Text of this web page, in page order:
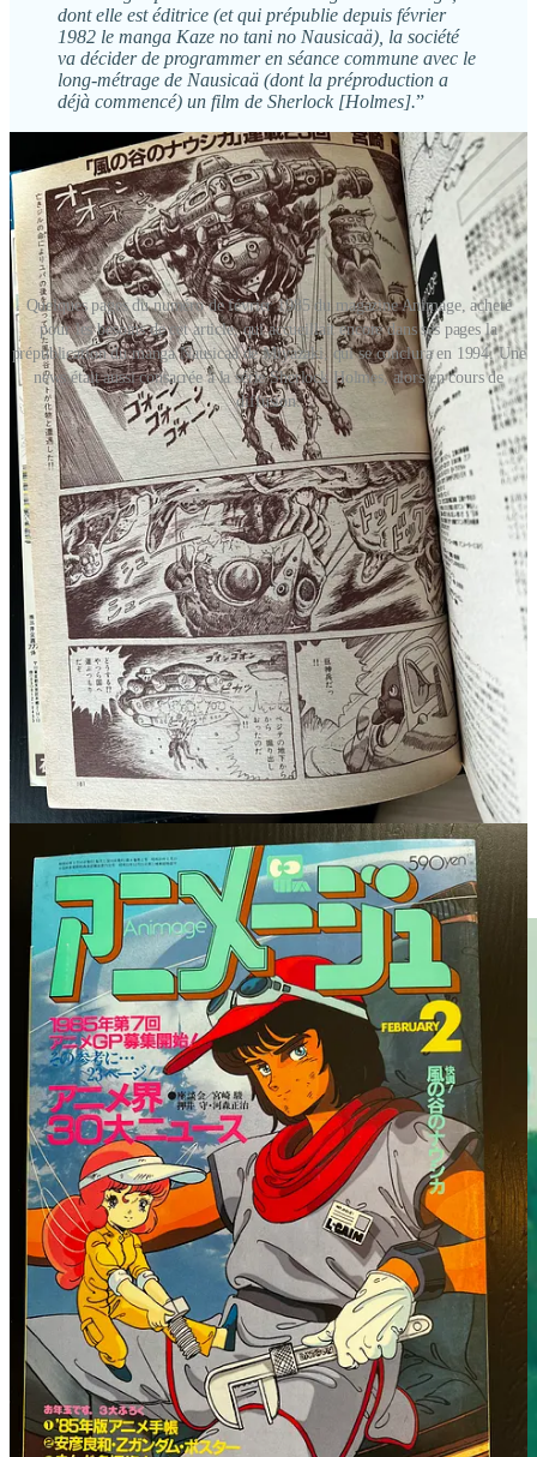
dont elle est éditrice (et qui prépublie depuis février
1982 le manga Kaze no tani no Nausicaä), la société
va décider de programmer en séance commune avec le
long-métrage de Nausicaä (dont la préproduction a
déjà commencé) un film de Sherlock [Holmes].”
Quelques pages du numéro de février 1985 du magazine Animage, acheté
pour les besoins de cet article, qui accueillait encore dans ses pages la
prépublication du manga Nausicaä de Miyazaki, qui se conclura en 1994. Une
news était aussi consacrée à la série Sherlock Holmes, alors en cours de
diffusion.
La boucle est ainsi bouclée, et avec panache !
Nausicaä, dont le succès allait permettre la création du studio
Ghibli, a également donné une incroyable (et justifiée) visibilité
à la dernière série télé de Miyazaki.
Et c’est en 1984 que son travail (rappelons-le, débuté en 1981 et
limité à 6 épisodes) sera finalisé et étoffé pour obtenir une série
complète de 26 épisodes sous la houlette de plusieurs réalisateurs et
anciens collaborateur du maître, dont Keiji Hayakawa (Belle et
Sébastien) et Seiji Okuda (Conan, fils du futur) par exemple.
Et vu le succès à la fois du film et de lasérie diffusée sur TV
Asashi de novembre 84 à mai 85 , un second film verra le jour en
1986, toujours composé de deux épisodes réalisés par Hayao
L'Enlèvement de Mme HudsonetL'Aéropostale). Il
sera cette fois-ci diffusé parallèlement au long-métrage animé
Laputa
, bien entendu signé du maître.